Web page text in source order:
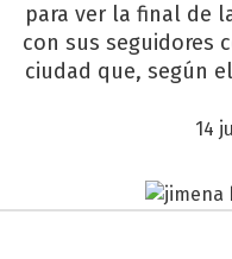
para ver la final de
con sus seguidores
ciudad que, según
14